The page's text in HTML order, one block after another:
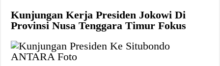
Kunjungan Kerja Presiden Jokowi Di
Provinsi Nusa Tenggara Timur Fokus